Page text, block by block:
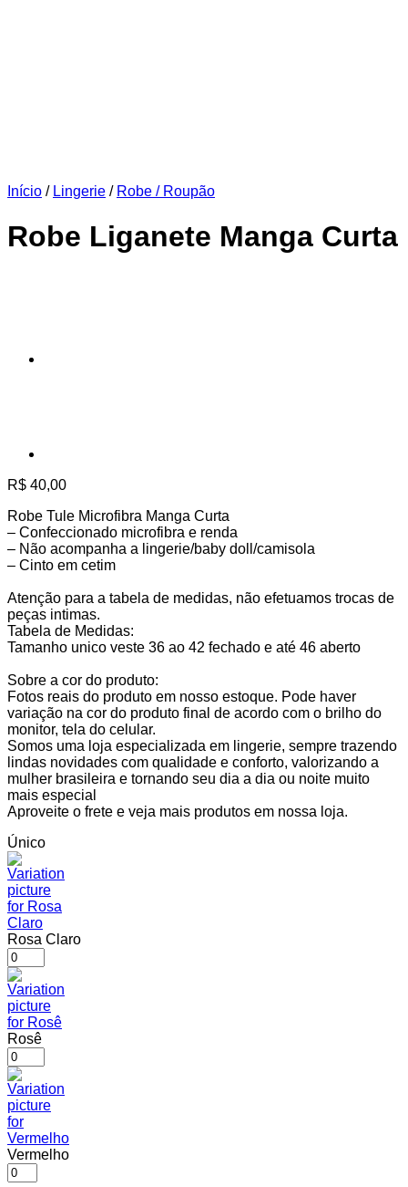
Início / Lingerie / Robe / Roupão
Robe Liganete Manga Curta
R$ 40,00
Robe Tule Microfibra Manga Curta
– Confeccionado microfibra e renda
– Não acompanha a lingerie/baby doll/camisola
– Cinto em cetim
Atenção para a tabela de medidas, não efetuamos trocas de
peças intimas.
Tabela de Medidas:
Tamanho unico veste 36 ao 42 fechado e até 46 aberto
Sobre a cor do produto:
Fotos reais do produto em nosso estoque. Pode haver
variação na cor do produto final de acordo com o brilho do
monitor, tela do celular.
Somos uma loja especializada em lingerie, sempre trazendo
lindas novidades com qualidade e conforto, valorizando a
mulher brasileira e tornando seu dia a dia ou noite muito
mais especial
Aproveite o frete e veja mais produtos em nossa loja.
Único
Rosa Claro
Rosê
Vermelho